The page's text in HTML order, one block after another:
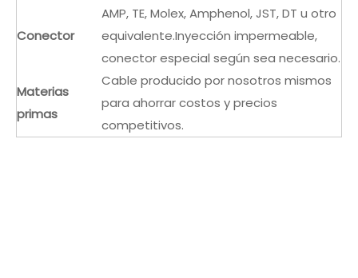
Conector
AMP, TE, Molex, Amphenol, JST, DT u otro
equivalente.Inyección impermeable,
conector especial según sea necesario.
Materias
primas
Cable producido por nosotros mismos
para ahorrar costos y precios
competitivos.